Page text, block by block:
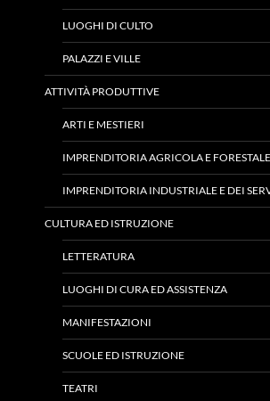
LUOGHI DI CULTO
PALAZZI E VILLE
ATTIVITÀ PRODUTTIVE
ARTI E MESTIERI
IMPRENDITORIA AGRICOLA E FORESTALE
IMPRENDITORIA INDUSTRIALE E DEI
CULTURA ED ISTRUZIONE
LETTERATURA
LUOGHI DI CURA ED ASSISTENZA
MANIFESTAZIONI
SCUOLE ED ISTRUZIONE
TEATRI